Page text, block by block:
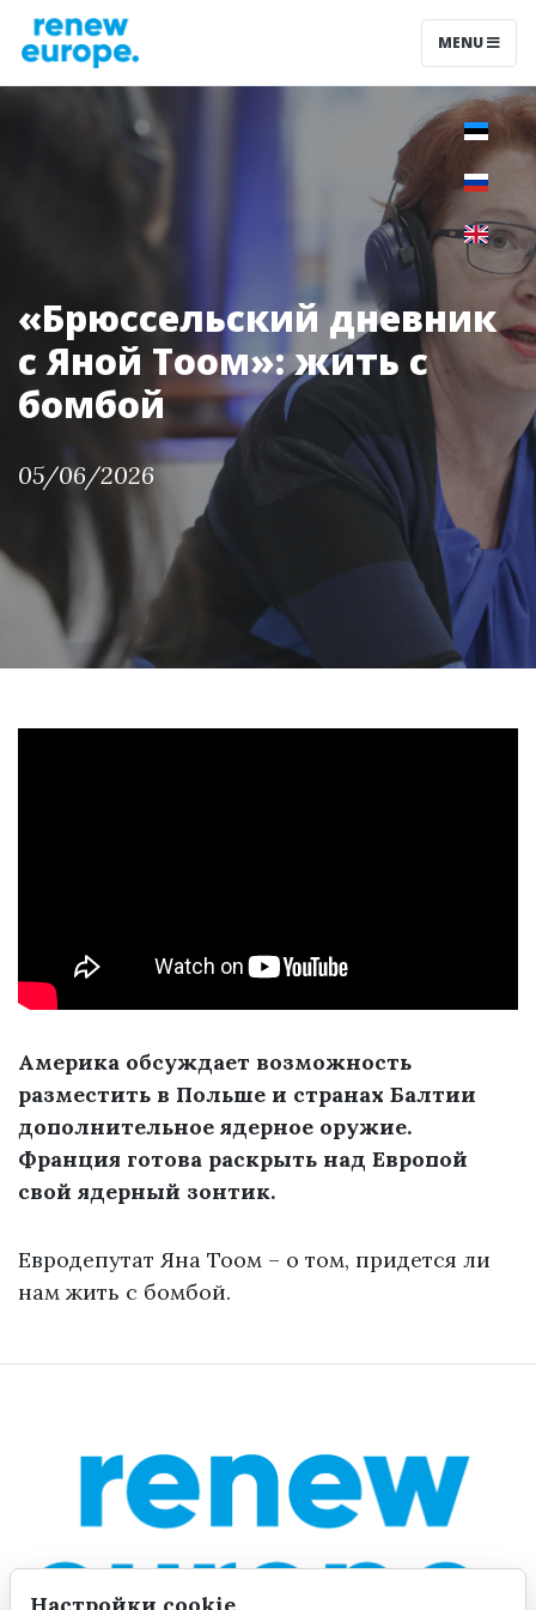
MENU
«Брюссельский дневник
с Яной Тоом»: жить с
бомбой
05/06/2026
Америка обсуждает возможность
разместить в Польше и странах Балтии
дополнительное ядерное оружие.
Франция готова раскрыть над Европой
свой ядерный зонтик.
Евродепутат Яна Тоом – о том, придется ли
нам жить с бомбой.